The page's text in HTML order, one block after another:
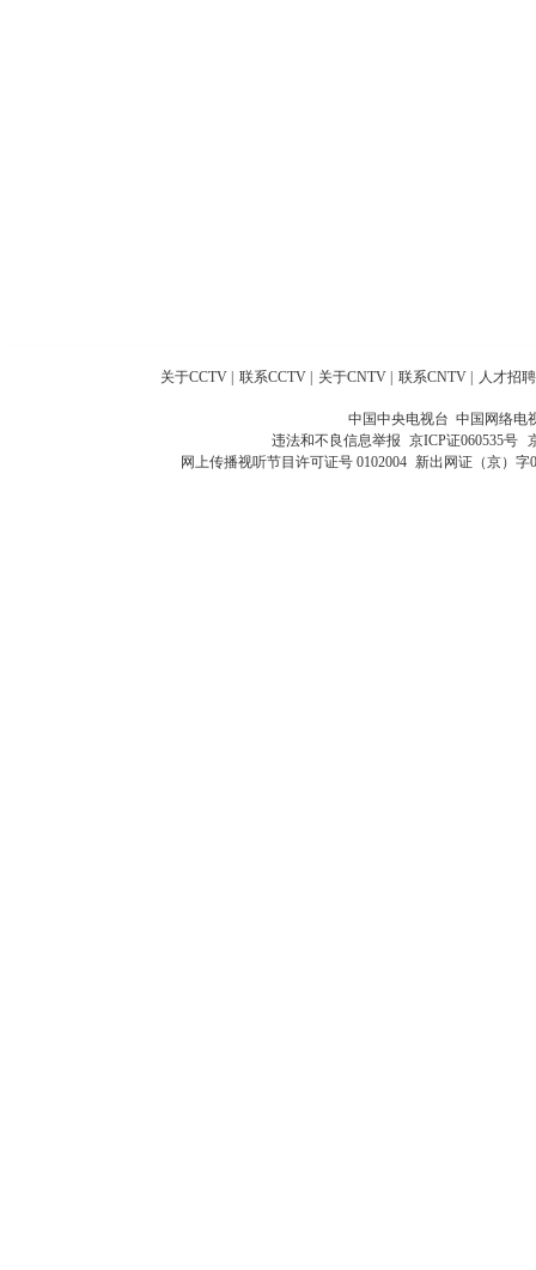
关于CCTV 联系CCTV 关于CNTV 联系CNTV 人才招聘
中国中央电视台 中国网络电
违法和不良信息举报 京ICP证060535号
网上传播视听节目许可证号 0102004 新出网证（京）